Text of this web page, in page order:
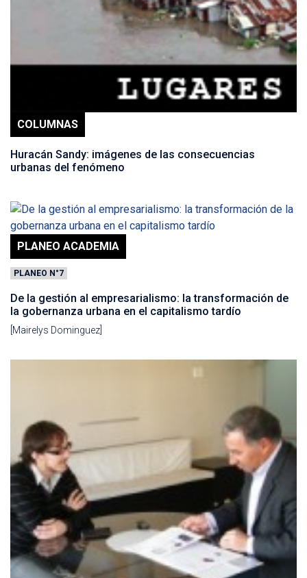
COLUMNAS
Huracán Sandy: imágenes de las consecuencias
urbanas del fenómeno
PLANEO ACADEMIA
PLANEO N°7
De la gestión al empresarialismo: la transformación de
la gobernanza urbana en el capitalismo tardío
[Mairelys Dominguez]